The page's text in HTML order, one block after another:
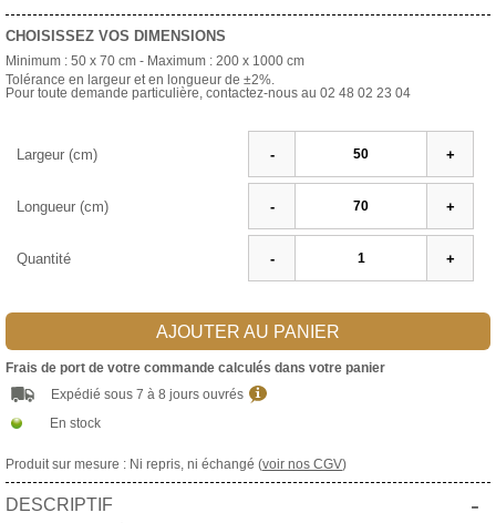
CHOISISSEZ VOS DIMENSIONS
Minimum : 50 x 70 cm - Maximum : 200 x 1000 cm
Tolérance en largeur et en longueur de ±2%.
Pour toute demande particulière, contactez-nous au 02 48 02 23 04
Largeur (cm) - +
Longueur (cm) - +
Quantité - +
AJOUTER AU PANIER
Frais de port de votre commande calculés dans votre panier
Expédié sous 7 à 8 jours ouvrés
En stock
Produit sur mesure : Ni repris, ni échangé (voir nos CGV)
DESCRIPTIF -